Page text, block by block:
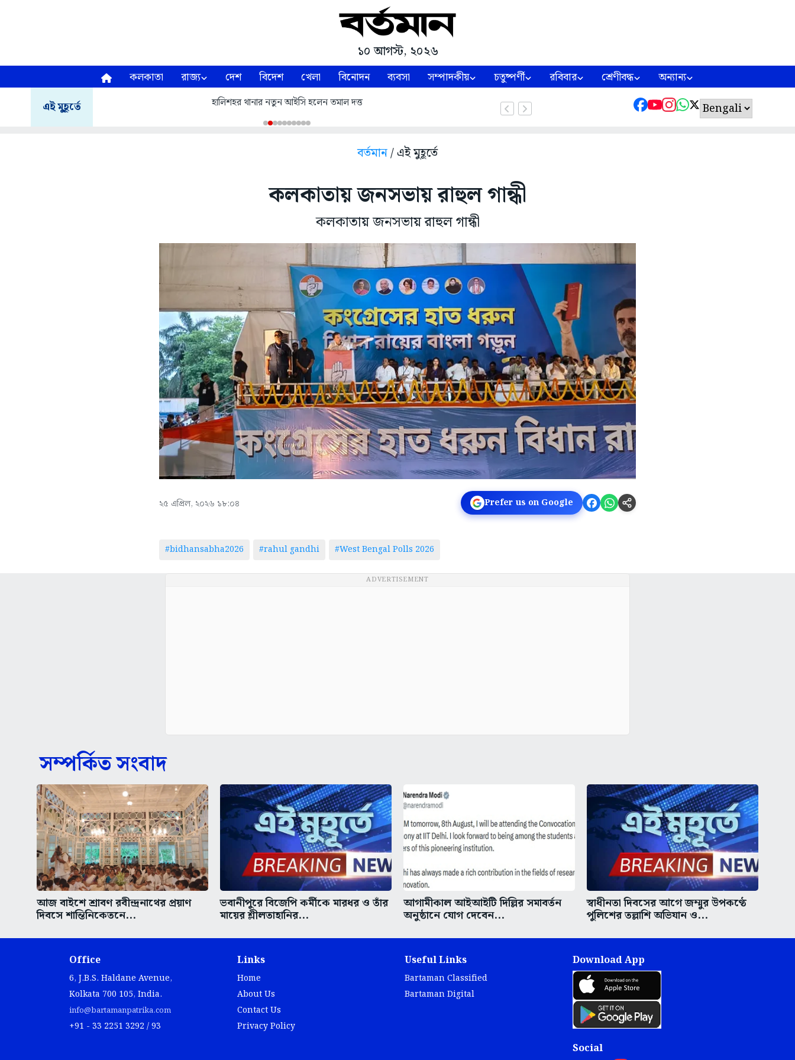
১০ আগস্ট, ২০২৬
কলকাতা রাজ্য দেশ বিদেশ খেলা বিনোদন ব্যবসা সম্পাদকীয় চতুষ্পর্ণী রবিবার শ্রেণীবদ্ধ অন্যান্য
এই মুহূর্তে হালিশহর থানার নতুন আইসি হলেন তমাল দত্ত
বর্তমান/ এই মুহূর্তে
কলকাতায় জনসভায় রাহুল গান্ধী
কলকাতায় জনসভায় রাহুল গান্ধী
২৫ এপ্রিল, ২০২৬ ১৮:০৪ Prefer us on Google
#bidhansabha2026 #rahul gandhi #West Bengal Polls 2026
ADVERTISEMENT
সম্পর্কিত সংবাদ
আজ বাইশে শ্রাবণ রবীন্দ্রনাথের প্রয়াণ
দিবসে শান্তিনিকেতনে...
ভবানীপুরে বিজেপি কর্মীকে মারধর ও তাঁর
মায়ের শ্লীলতাহানির...
আগামীকাল আইআইটি দিল্লির সমাবর্তন
অনুষ্ঠানে যোগ দেবেন...
স্বাধীনতা দিবসের আগে জম্মুর উপকণ্ঠে
পুলিশের তল্লাশি অভিযান ও...
Office
6, J.B.S. Haldane Avenue,
Kolkata 700 105, India.
info@bartamanpatrika.com
+91 - 33 2251 3292 / 93
Links
Home
About Us
Contact Us
Privacy Policy
Useful Links
Bartaman Classified
Bartaman Digital
Download App
Social